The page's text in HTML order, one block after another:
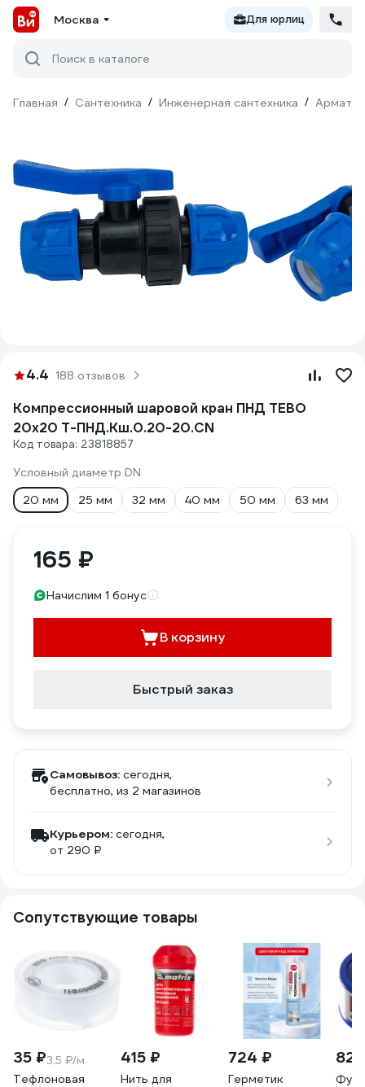
Москва Для юрлиц
Поиск в каталоге
Главная / Сантехника / Инженерная сантехника /
4.4 188 отзывов
Компрессионный шаровой кран ПНД TEBO
20x20 T-ПНД.Кш.0.20-20.CN
Код товара: 23818857
Условный диаметр DN
20 мм
25 мм 32 мм 40 мм 50 мм 63 мм
165 ₽
Начислим 1 бонус
В корзину
Быстрый заказ
Самовывоз: сегодня,
бесплатно, из 2 магазинов
Курьером: сегодня,
от 290 ₽
Сопутствующие товары
35 ₽3.5 ₽/м
Тефлоновая
415 ₽
Нить для
724 ₽
Герметик
82